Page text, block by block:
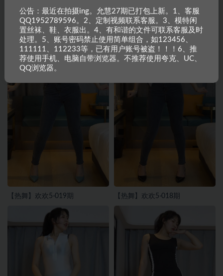
【热舞】欢欢5-019期 【热舞】欢欢5-018期
公告：最近在拍摄ing。允慧27期已打包上新。1、客服
QQ1952789596。2、定制视频联系客服。3、模特闲
置丝袜、鞋、衣服出。4、有和谐的文件可联系客服及时
处理。5、账号密码禁止使用简单组合，如123456、
111111、112233等，已有用户账号被盗！！！6、推
荐使用手机、电脑自带浏览器。不推荐使用夸克、UC、
QQ浏览器。